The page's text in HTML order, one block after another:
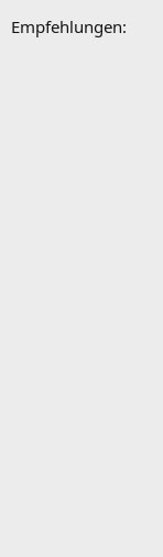
Empfehlungen: